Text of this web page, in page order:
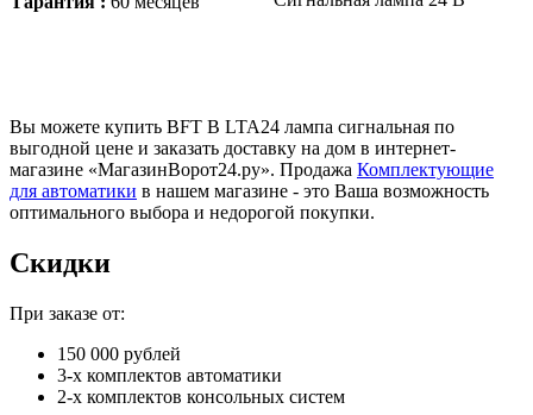
Вы можете купить BFT B LTA24 лампа сигнальная по
выгодной цене и заказать доставку на дом в интернет-
магазине «МагазинВорот24.ру». Продажа Комплектующие
для автоматики в нашем магазине - это Ваша возможность
оптимального выбора и недорогой покупки.
Скидки
При заказе от:
150 000 рублей
3-х комплектов автоматики
2-х комплектов консольных систем